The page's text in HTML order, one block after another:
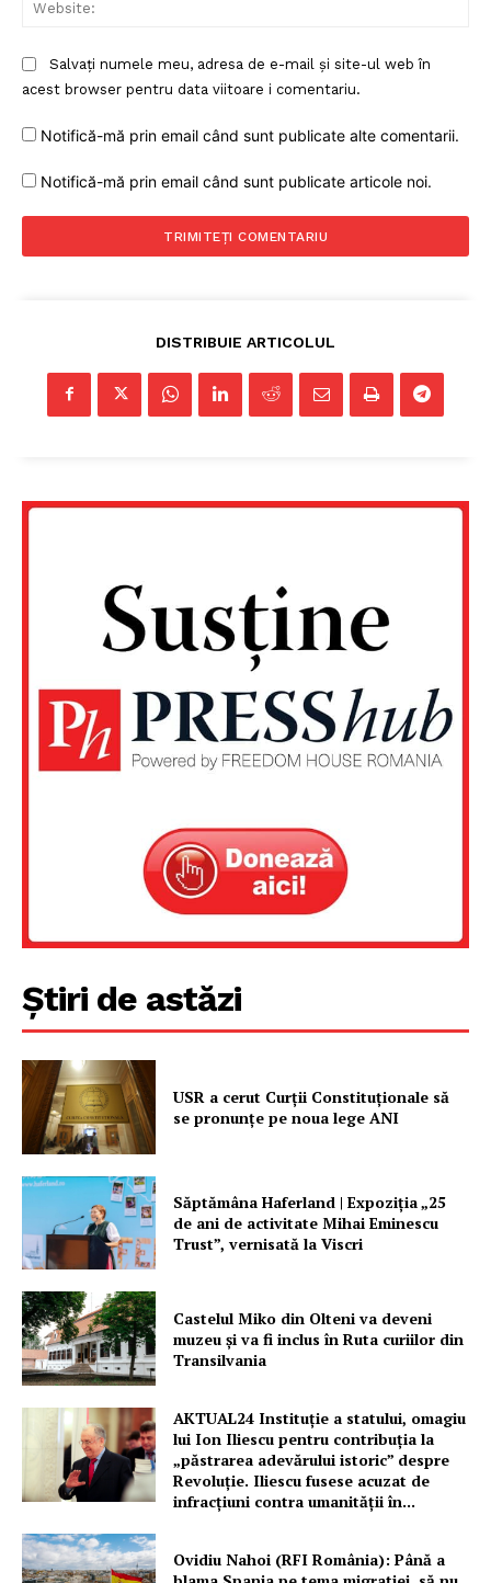
Un proiect
PRESShub
Salvați numele meu, adresa de e-mail și site-ul web în
acest browser pentru data viitoare i comentariu.
Notifică-mă prin email când sunt publicate alte comentarii.
Notifică-mă prin email când sunt publicate articole noi.
DISTRIBUIE ARTICOLUL
Știri de astăzi
USR a cerut Curții Constituționale să
se pronunțe pe noua lege ANI
Săptămâna Haferland | Expoziţia „25
de ani de activitate Mihai Eminescu
Trust”, vernisată la Viscri
Castelul Miko din Olteni va deveni
muzeu şi va fi inclus în Ruta curiilor din
Transilvania
AKTUAL24 Instituție a statului, omagiu
lui Ion Iliescu pentru contribuția la
„păstrarea adevărului istoric” despre
Revoluție. Iliescu fusese acuzat de
infracțiuni contra umanității în...
Ovidiu Nahoi (RFI România): Până a